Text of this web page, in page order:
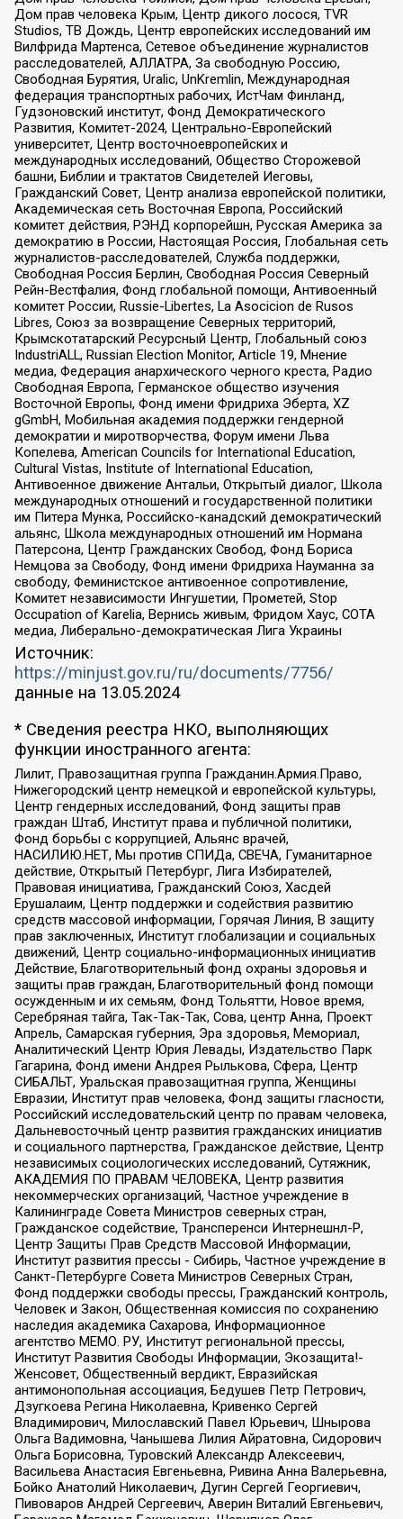
Дом прав человека Крым, Центр дикого лосося, TVR
Studios, ТВ Дождь, Центр европейских исследований им
Вилфрида Мартенса, Сетевое объединение журналистов
расследователей, АЛЛАТРА, За свободную Россию,
Свободная Бурятия, Uralic, UnKremlin, Международная
федерация транспортных рабочих, ИстЧам Финланд,
Гудзоновский институт, Фонд Демократического
Развития, Комитет-2024, Центрально-Европейский
университет, Центр восточноевропейских и
международных исследований, Общество Сторожевой
башни, Библии и трактатов Свидетелей Иеговы,
Гражданский Совет, Центр анализа европейской политики,
Академическая сеть Восточная Европа, Российский
комитет действия, РЭНД корпорейшн, Русская Америка за
демократию в России, Настоящая Россия, Глобальная сеть
журналистов-расследователей, Служба поддержки,
Свободная Россия Берлин, Свободная Россия Северный
Рейн-Вестфалия, Фонд глобальной помощи, Антивоенный
комитет России, Russie-Libertes, La Asocicion de Rusos
Libres, Союз за возвращение Северных территорий,
Крымскотатарский Ресурсный Центр, Глобальный союз
IndustriALL, Russian Election Monitor, Article 19, Мнение
медиа, Федерация анархического черного креста, Радио
Свободная Европа, Германское общество изучения
Восточной Европы, Фонд имени Фридриха Эберта, XZ
gGmbH, Мобильная академия поддержки гендерной
демократии и миротворчества, Форум имени Льва
Копелева, American Councils for International Education,
Cultural Vistas, Institute of International Education,
Антивоенное движение Антальи, Открытый диалог, Школа
международных отношений и государственной политики
им Питера Мунка, Российско-канадский демократический
альянс, Школа международных отношений им Нормана
Патерсона, Центр Гражданских Свобод, Фонд Бориса
Немцова за Свободу, Фонд имени Фридриха Науманна за
свободу, Феминистское антивоенное сопротивление,
Комитет независимости Ингушетии, Прометей, Stop
Occupation of Karelia, Вернись живым, Фридом Хаус, СОТА
медиа, Либерально-демократическая Лига Украины
Источник:
https://minjust.gov.ru/ru/documents/7756/
данные на 13.05.2024
* Сведения реестра НКО, выполняющих
функции иностранного агента:
Лилит, Правозащитная группа Гражданин.Армия.Право,
Нижегородский центр немецкой и европейской культуры,
Центр гендерных исследований, Фонд защиты прав
граждан Штаб, Институт права и публичной политики,
Фонд борьбы с коррупцией, Альянс врачей,
НАСИЛИЮ.НЕТ, Мы против СПИДа, СВЕЧА, Гуманитарное
действие, Открытый Петербург, Лига Избирателей,
Правовая инициатива, Гражданский Союз, Хасдей
Ерушалаим, Центр поддержки и содействия развитию
средств массовой информации, Горячая Линия, В защиту
прав заключенных, Институт глобализации и социальных
движений, Центр социально-информационных инициатив
Действие, Благотворительный фонд охраны здоровья и
защиты прав граждан, Благотворительный фонд помощи
осужденным и их семьям, Фонд Тольятти, Новое время,
Серебряная тайга, Так-Так-Так, Сова, центр Анна, Проект
Апрель, Самарская губерния, Эра здоровья, Мемориал,
Аналитический Центр Юрия Левады, Издательство Парк
Гагарина, Фонд имени Андрея Рылькова, Сфера, Центр
СИБАЛЬТ, Уральская правозащитная группа, Женщины
Евразии, Институт прав человека, Фонд защиты гласности,
Российский исследовательский центр по правам человека,
Дальневосточный центр развития гражданских инициатив
и социального партнерства, Гражданское действие, Центр
независимых социологических исследований, Сутяжник,
АКАДЕМИЯ ПО ПРАВАМ ЧЕЛОВЕКА, Центр развития
некоммерческих организаций, Частное учреждение в
Калининграде Совета Министров северных стран,
Гражданское содействие, Трансперенси Интернешнл-Р,
Центр Защиты Прав Средств Массовой Информации,
Институт развития прессы - Сибирь, Частное учреждение в
Санкт-Петербурге Совета Министров Северных Стран,
Фонд поддержки свободы прессы, Гражданский контроль,
Человек и Закон, Общественная комиссия по сохранению
наследия академика Сахарова, Информационное
агентство МЕМО. РУ, Институт региональной прессы,
Институт Развития Свободы Информации, Экозащита!-
Женсовет, Общественный вердикт, Евразийская
антимонопольная ассоциация, Бедушев Петр Петрович,
Дзугкоева Регина Николаевна, Кривенко Сергей
Владимирович, Милославский Павел Юрьевич, Шнырова
Ольга Вадимовна, Чанышева Лилия Айратовна, Сидорович
Ольга Борисовна, Туровский Александр Алексеевич,
Васильева Анастасия Евгеньевна, Ривина Анна Валерьевна,
Бойко Анатолий Николаевич, Дугин Сергей Георгиевич,
Пивоваров Андрей Сергеевич, Аверин Виталий Евгеньевич,